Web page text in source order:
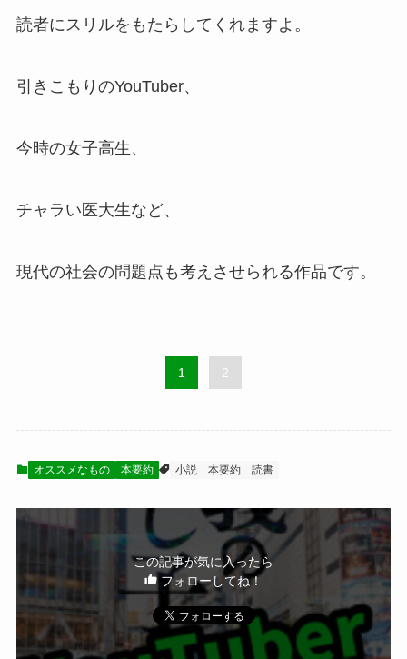
読者にスリルをもたらしてくれますよ。
引きこもりのYouTuber、
今時の女子高生、
チャラい医大生など、
現代の社会の問題点も考えさせられる作品です。
1 2
オススメなもの 本要約 小説 本要約 読書
この記事が気に入ったら
フォローしてね！